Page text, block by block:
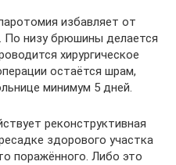
избавляет от
По низу брюшины делается
хирургическое
остаётся шрам,
минимум 5 дней.
реконструктивная
здорового участка
поражённого. Либо это